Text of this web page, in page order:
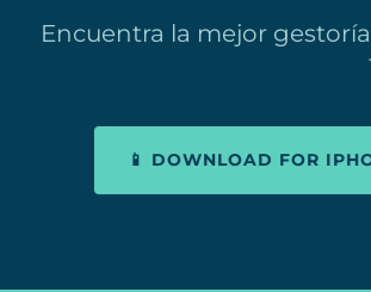
Encuentra la mejor
📱 DOWNLOAD FOR